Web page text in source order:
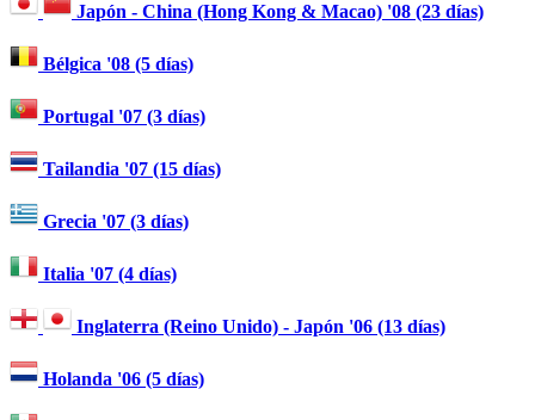
Japón - China (Hong Kong & Macao) '08 (23 días)
Bélgica '08 (5 días)
Portugal '07 (3 días)
Tailandia '07 (15 días)
Grecia '07 (3 días)
Italia '07 (4 días)
Inglaterra (Reino Unido) - Japón '06 (13 días)
Holanda '06 (5 días)